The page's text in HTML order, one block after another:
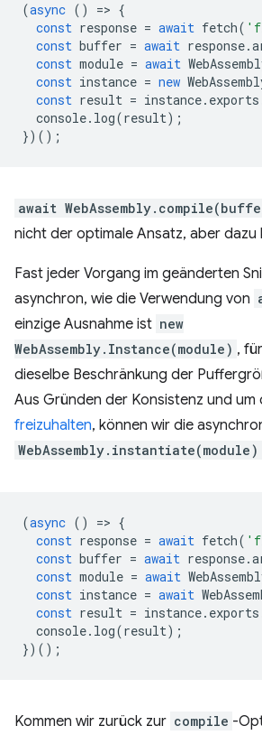
(async () => {
const response = await fetch(
const buffer = await response.
const module = await
const instance = new
const result = instance. exports
console. log(result);
})();
await
nicht der optimale Ansatz, aber dazu
Fast jeder Vorgang im geänderten
asynchron, wie die Verwendung von
einzige Ausnahme ist new
WebAssembly.Instance(module) ,
dieselbe Beschränkung der
Aus Gründen der Konsistenz und um
freizuhalten, können wir die
WebAssembly.instantiate(module)
(async () => {
const response = await fetch(
const buffer = await response.
const module = await
const instance = await
const result = instance. exports
console. log(result);
})();
Kommen wir zurück zur compile -